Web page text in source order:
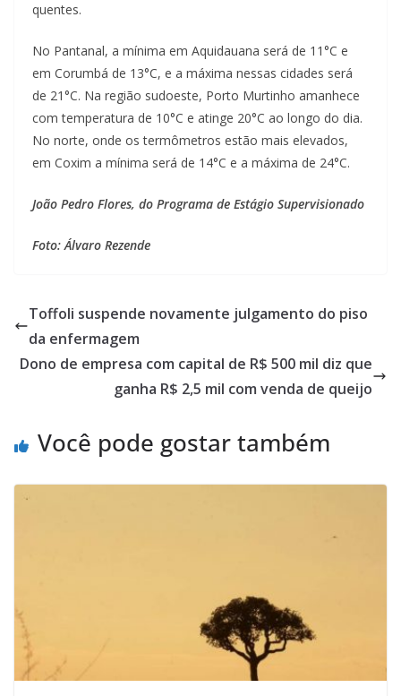
quentes.
No Pantanal, a mínima em Aquidauana será de 11°C e
em Corumbá de 13°C, e a máxima nessas cidades será
de 21°C. Na região sudoeste, Porto Murtinho amanhece
com temperatura de 10°C e atinge 20°C ao longo do dia.
No norte, onde os termômetros estão mais elevados,
em Coxim a mínima será de 14°C e a máxima de 24°C.
João Pedro Flores, do Programa de Estágio Supervisionado
Foto: Álvaro Rezende
Toffoli suspende novamente julgamento do piso
da enfermagem
Dono de empresa com capital de R$ 500 mil diz que
ganha R$ 2,5 mil com venda de queijo
Você pode gostar também